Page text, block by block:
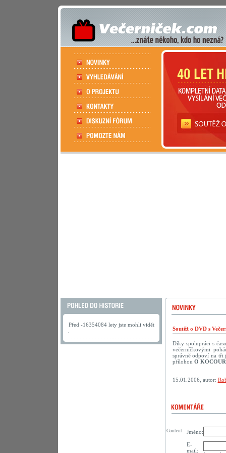
Před -16354084 lety jste mohli vidět
Soutěž o DVD s
Díky spolupráci s
večerníčkovými
správně odpoví na tři
přílohou O
15.01.2006, autor:
Jméno:
E-
mail:
Content